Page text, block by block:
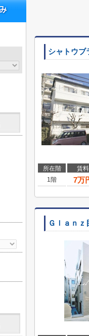
シャトウブ
所在階 賃料
1階
7万
Ｇｌａｎｚ